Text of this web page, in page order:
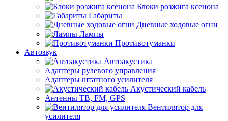
Блоки розжига ксенона
Габариты
Дневные ходовые огни
Лампы
Противотуманки
Автозвук
Автоакустика
Адаптеры рулевого управления
Адаптеры штатного усилителя
Акустический кабель
Антенны ТВ, FM, GPS
Вентилятор для
усилителя